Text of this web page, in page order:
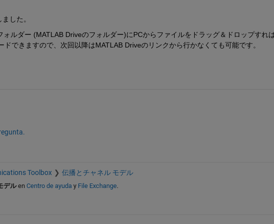
した。
ォルダー (MATLAB Driveのフォルダー)にPCからファイルをドラッグ＆ドロップすれ
ドできますので、次回以降はMATLAB Driveのリンクから行かなくても可能です。
Toolbox 伝播とチャネル モデル
デルen Centro de ayuda y File Exchange.